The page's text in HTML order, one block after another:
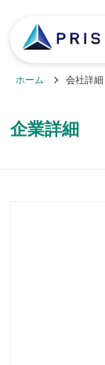
ホーム 会社詳細
企業詳細